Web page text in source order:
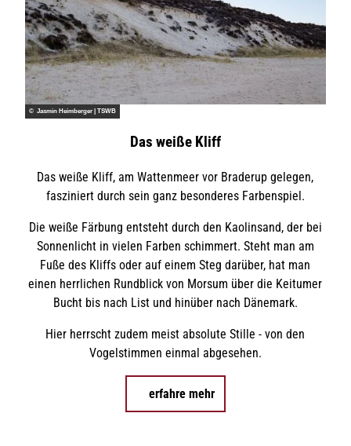
© Jasmin Heimberger | TSWB
Das weiße Kliff
Das weiße Kliff, am Wattenmeer vor Braderup gelegen,
fasziniert durch sein ganz besonderes Farbenspiel.
Die weiße Färbung entsteht durch den Kaolinsand, der bei
Sonnenlicht in vielen Farben schimmert. Steht man am
Fuße des Kliffs oder auf einem Steg darüber, hat man
einen herrlichen Rundblick von Morsum über die Keitumer
Bucht bis nach List und hinüber nach Dänemark.
Hier herrscht zudem meist absolute Stille - von den
Vogelstimmen einmal abgesehen.
erfahre mehr